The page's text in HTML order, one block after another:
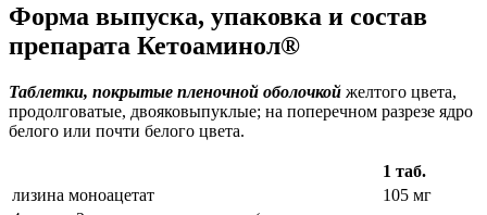
Форма выпуска, упаковка и состав
препарата Кетоаминол®
Таблетки, покрытые пленочной оболочкой желтого цвета,
продолговатые, двояковыпуклые; на поперечном разрезе ядро
белого или почти белого цвета.
1 таб.
лизина моноацетат
105 мг